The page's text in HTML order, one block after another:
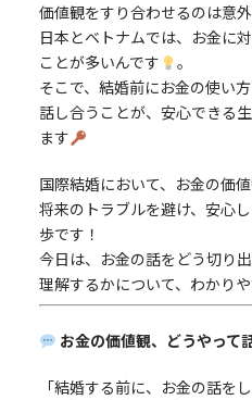
価値観をすり合わせるのは意外
日本とベトナムでは、お金に
ことが多いんです
。
そこで、結婚前にお金の使い
話し合うことが、安心できる
ます
国際結婚において、お金の価
将来のトラブルを避け、安心
歩です！
今日は、お金の話をどう切り
理解するかについて、わかり
お金の価値観、どうやって
「結婚する前に、お金の話を